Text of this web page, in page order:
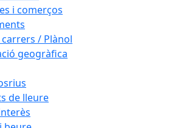
i comerços
carrers / Plànol
geogràfica
de lleure